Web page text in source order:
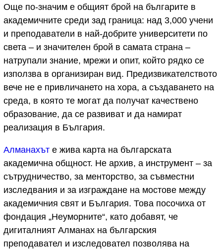
Още по-значим е общият брой на българите в
академичните среди зад граница: над 3,000 учени
и преподаватели в най-добрите университети по
света – и значителен брой в самата страна –
натрупали знание, мрежи и опит, който рядко се
използва в организиран вид. Предизвикателството
вече не е привличането на хора, а създаването на
среда, в която те могат да получат качествено
образование, да се развиват и да намират
реализация в България.
Алманахът е жива карта на българската
академична общност. Не архив, а инструмент – за
сътрудничество, за менторство, за съвместни
изследвания и за изграждане на мостове между
академичния свят и България. Това посочиха от
фондация „Неуморните“, като добавят, че
дигиталният Алманах на българския
преподавател и изследовател позволява на